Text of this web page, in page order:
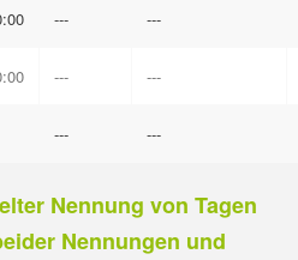
--- ---
--- ---
--- ---
Nennung von Tagen
Nennungen und